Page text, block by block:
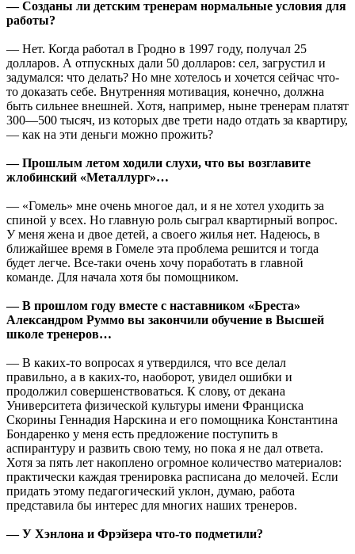
— Созданы ли детским тренерам нормальные условия для
работы?
— Нет. Когда работал в Гродно в 1997 году, получал 25
долларов. А отпускных дали 50 долларов: сел, загрустил и
задумался: что делать? Но мне хотелось и хочется сейчас что-
то доказать себе. Внутренняя мотивация, конечно, должна
быть сильнее внешней. Хотя, например, ныне тренерам платят
300—500 тысяч, из которых две трети надо отдать за квартиру,
— как на эти деньги можно прожить?
— Прошлым летом ходили слухи, что вы возглавите
жлобинский «Металлург»…
— «Гомель» мне очень многое дал, и я не хотел уходить за
спиной у всех. Но главную роль сыграл квартирный вопрос.
У меня жена и двое детей, а своего жилья нет. Надеюсь, в
ближайшее время в Гомеле эта проблема решится и тогда
будет легче. Все-таки очень хочу поработать в главной
команде. Для начала хотя бы помощником.
— В прошлом году вместе с наставником «Бреста»
Александром Руммо вы закончили обучение в Высшей
школе тренеров…
— В каких-то вопросах я утвердился, что все делал
правильно, а в каких-то, наоборот, увидел ошибки и
продолжил совершенствоваться. К слову, от декана
Университета физической культуры имени Франциска
Скорины Геннадия Нарскина и его помощника Константина
Бондаренко у меня есть предложение поступить в
аспирантуру и развить свою тему, но пока я не дал ответа.
Хотя за пять лет накоплено огромное количество материалов:
практически каждая тренировка расписана до мелочей. Если
придать этому педагогический уклон, думаю, работа
представила бы интерес для многих наших тренеров.
— У Хэнлона и Фрэйзера что-то подметили?